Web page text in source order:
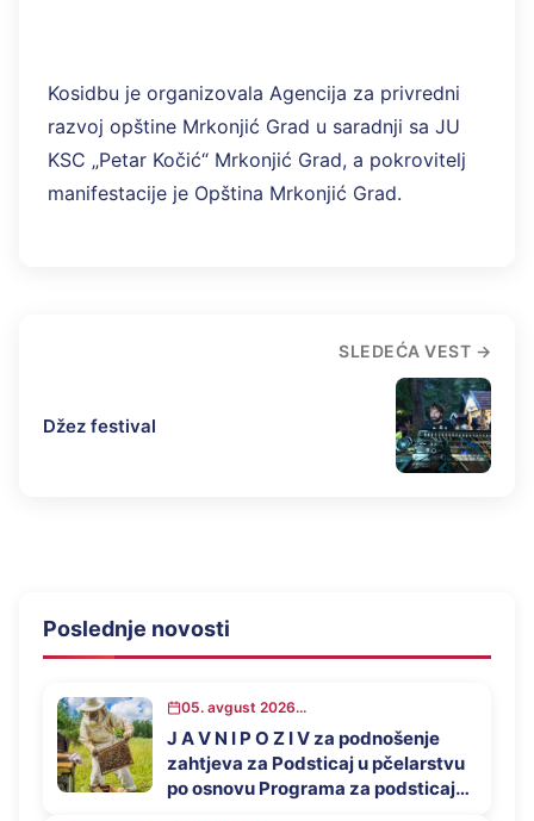
Kosidbu je organizovala Agencija za privredni
razvoj opštine Mrkonjić Grad u saradnji sa JU
KSC „Petar Kočić“ Mrkonjić Grad, a pokrovitelj
manifestacije je Opština Mrkonjić Grad.
SLEDEĆA VEST
Džez festival
Poslednje novosti
05. avgust 2026...
J A V N I P O Z I V za podnošenje
zahtjeva za Podsticaj u pčelarstvu
po osnovu Programa za podsticaj